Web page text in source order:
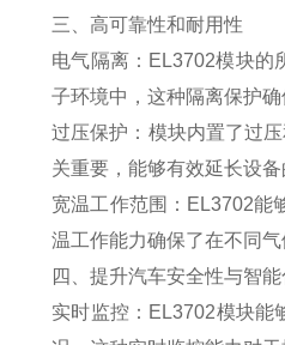
三、高可靠性和耐用性
电气隔离：EL3702模块的
子环境中，这种隔离保护
过压保护：模块内置了过
关重要，能够有效延长设备
宽温工作范围：EL3702能
温工作能力确保了在不同
四、提升汽车安全性与智
实时监控：EL3702模块能